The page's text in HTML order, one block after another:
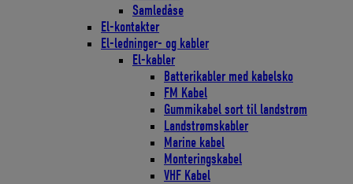
Samledåse
El-kontakter
El-ledninger- og kabler
El-kabler
Batterikabler med kabelsko
FM Kabel
Gummikabel sort til landstrøm
Landstrømskabler
Marine kabel
Monteringskabel
VHF Kabel